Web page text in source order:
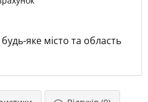
яке місто та область